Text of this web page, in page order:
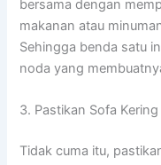
bersama dengan
makanan atau
Sehingga benda satu
noda yang
3. Pastikan Sofa Kering
Tidak cuma itu,